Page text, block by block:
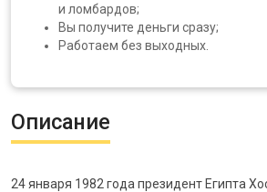
и ломбардов;
Вы получите деньги сразу;
Работаем без выходных.
Описание
24 января 1982 года президент Египта